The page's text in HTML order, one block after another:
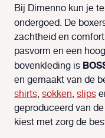
Bij Dimenno kun je
ondergoed. De
zachtheid en
pasvorm en een
bovenkleding is
en gemaakt van de
shirts,sokken,slips
geproduceerd van
kiest met zorg de